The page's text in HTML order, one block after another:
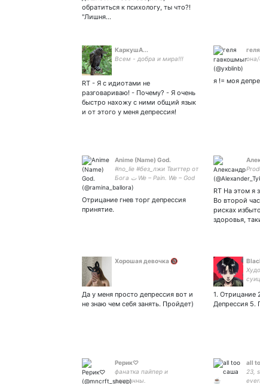
обратиться к психологу, ты что?!
"Лишня…
КаркушA...
Всем - добра и мира!!!
RT - Я с идиотами не
разговариваю! - Почему? - Я очень
быстро нахожу с ними общий язык
и от этого у меня депрессия!
я != моя
Anime (Name) God.
#no_lie #без_лжи Твиттер от
Бога ت We – Pain. We – God
ثانجنضجزجبوظلعقنلةؤكس
Отрицание гнев торг депрессия
принятие.
RT На этом я
Во второй
рисках
здоровья,
Хорошая девочка 🔞
Да у меня просто депрессия вот и
не знаю чем себя занять. Пройдет)
1. Отрицание
Депрессия 5.
Рерик♡
фанатка пайпер и
роксанны.
all
23,